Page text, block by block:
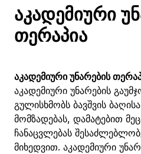
აკადემიური
თერაპია
აკადემიური უნარების
აკადემიური უნარების
გულისხმობს ბავშვის
მომზადებას, დამატებით
ჩანაცვლებას
მიხედვით. აკადემიური